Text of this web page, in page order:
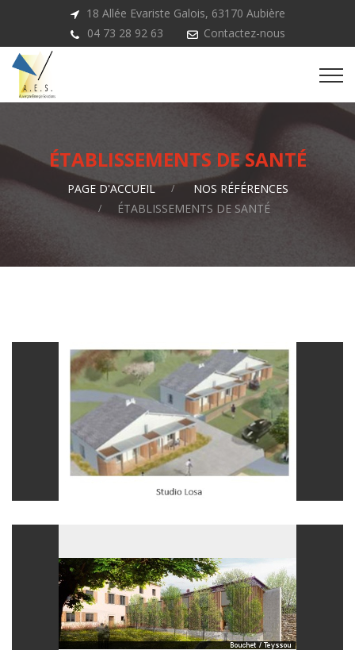
18 Allée Evariste Galois, 63170 Aubière
04 73 28 92 63
Contactez-nous
ÉTABLISSEMENTS DE SANTÉ
PAGE D'ACCUEIL
NOS RÉFÉRENCES
ÉTABLISSEMENTS DE SANTÉ